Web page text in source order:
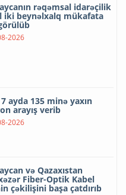
rəqəmsal idarəçilik
iki beynəlxalq mükafata
2026
7 ayda 135 minə yaxın
arayış verib
2026
və Qazaxıstan
Fiber-Optik Kabel
çəkilişini başa çatdırıb